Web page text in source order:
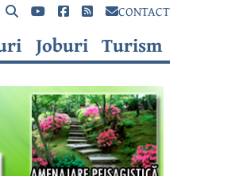
CONTACT
Joburi Turism